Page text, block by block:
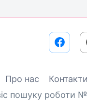
Про нас Контакти
пошуку роботи №1